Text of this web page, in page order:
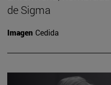
de Sigma
Imagen Cedida